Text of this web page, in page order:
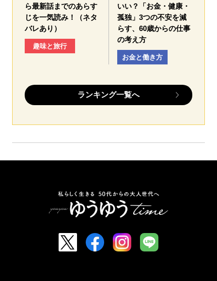
ら最新話までのあらす
じを一気読み！（ネタ
バレあり）
趣味と旅行
いい？「お金・健康・
孤独」3つの不安を減
らす、60歳からの仕事
の考え方
お金と働き方
ランキング一覧へ